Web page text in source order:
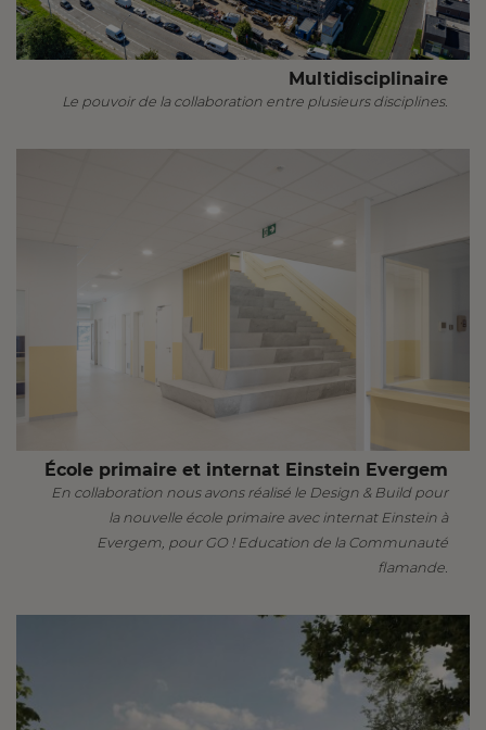
Multidisciplinaire
Le pouvoir de la collaboration entre plusieurs disciplines.
École primaire et internat Einstein Evergem
En collaboration nous avons réalisé le Design & Build pour
la nouvelle école primaire avec internat Einstein à
Evergem, pour GO ! Education de la Communauté
flamande.